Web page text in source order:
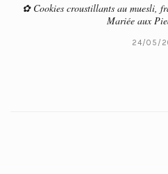
✿ Cookies croustillants au muesli,
Mariée aux
24/05/